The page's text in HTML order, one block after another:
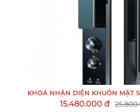
KHOÁ NHẬN DIỆN KHUÔN MẶT
15.480.000 đ